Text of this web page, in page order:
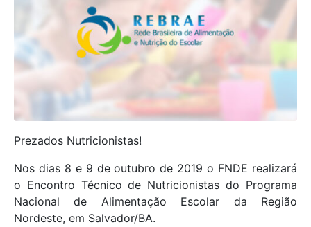
Prezados Nutricionistas!
Nos dias 8 e 9 de outubro de 2019 o FNDE realizará
o Encontro Técnico de Nutricionistas do Programa
Nacional de Alimentação Escolar da Região
Nordeste, em Salvador/BA.